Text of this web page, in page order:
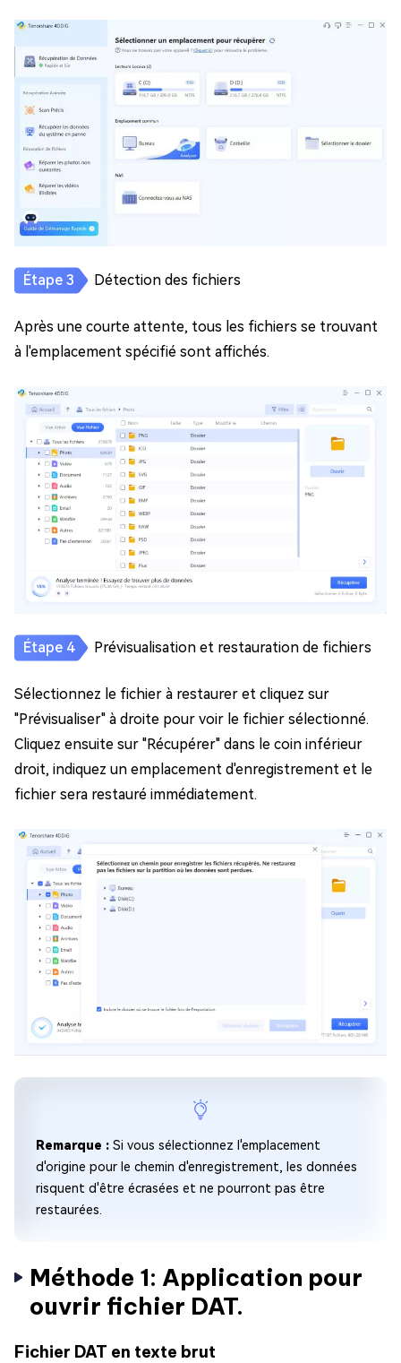
Détection des fichiers
Après une courte attente, tous les fichiers se trouvant
à l'emplacement spécifié sont affichés.
Prévisualisation et restauration de fichiers
Sélectionnez le fichier à restaurer et cliquez sur
"Prévisualiser" à droite pour voir le fichier sélectionné.
Cliquez ensuite sur "Récupérer" dans le coin inférieur
droit, indiquez un emplacement d'enregistrement et le
fichier sera restauré immédiatement.
Remarque : Si vous sélectionnez l'emplacement
d'origine pour le chemin d'enregistrement, les données
risquent d'être écrasées et ne pourront pas être
restaurées.
Méthode 1: Application pour
ouvrir fichier DAT.
Fichier DAT en texte brut